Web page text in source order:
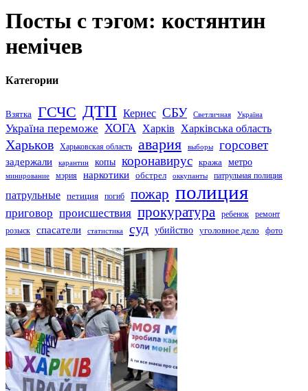
Посты с тэгом: костянтин
немічев
Категории
Взятка ГСЧС ДТП Кернес СБУ Светличная Україна
Україна переможе ХОГА Харків Харківська область
Харьков Харьковская область авария выборы горсовет
задержали карантин копы коронавирус кража метро
минирование мэрия наркотики обстрел оккупанты патрульная полиция
патрульные петиция погиб пожар полиция
приговор происшествия прокуратура ребенок
ремонт
розыск
спасатели статистика суд убийство уголовное дело фото